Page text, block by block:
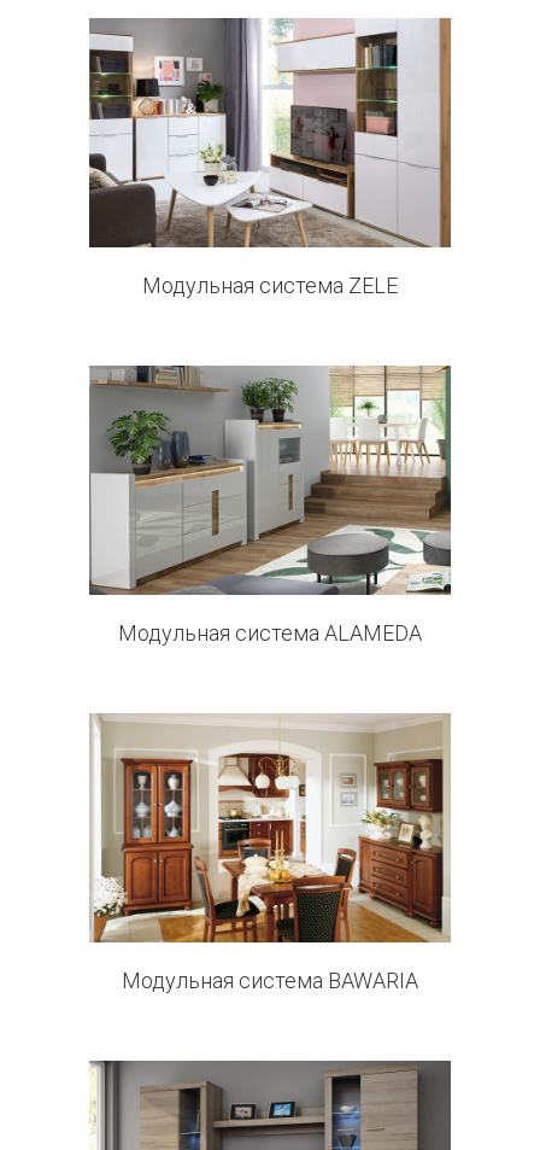
13 products
Модульная система ZELE
3 products
Модульная система ALAMEDA
0 products
Модульная система BAWARIA